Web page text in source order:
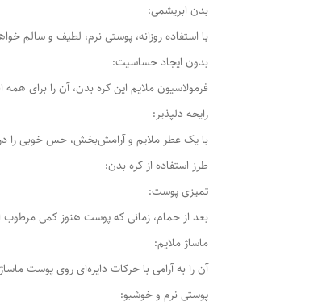
بدن ابریشمی:
با استفاده روزانه، پوستی نرم، لطیف و
بدون ایجاد حساسیت:
فرمولاسیون ملایم این کره بدن، آن را برای
رایحه دلپذیر:
با یک عطر ملایم و آرامش‌بخش، حس خوبی را
طرز استفاده از کره بدن:
تمیزی پوست:
بعد از حمام، زمانی که پوست هنوز کمی مرطوب
ماساژ ملایم:
آن را به آرامی با حرکات دایره‌ای روی پوست
پوستی نرم و خوشبو: